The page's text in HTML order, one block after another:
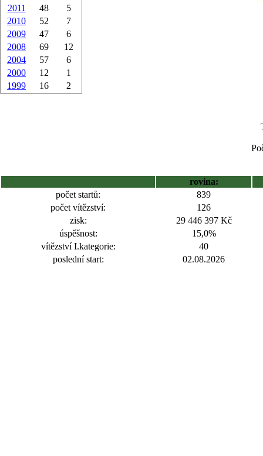
2011
48
5
2010
52
7
2009
47
6
2008
69
12
2004
57
6
2000
12
1
1999
16 2
rovina:
počet startů:
839
počet vítězství:
126
zisk:
29 446 397 Kč
úspěšnost:
15,0%
vítězství I.kategorie:
40
poslední start:
02.08.2026